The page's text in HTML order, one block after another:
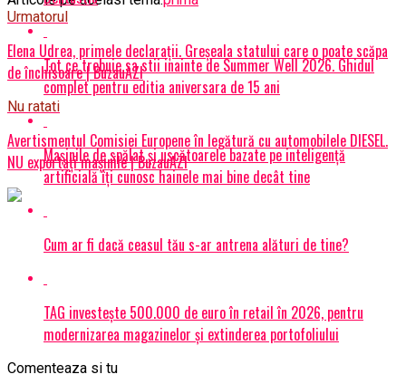
Urmatorul
Elena Udrea, primele declarații. Greșeala statului care o poate scăpa
de închisoare | BuzauAZI
Nu ratati
Avertismentul Comisiei Europene în legătură cu automobilele DIESEL.
NU exportaţi maşinile | BuzauAZI
Tot ce trebuie sa stii inainte de Summer Well 2026. Ghidul
complet pentru editia aniversara de 15 ani
Mașinile de spălat și uscătoarele bazate pe inteligență
artificială îți cunosc hainele mai bine decât tine
Cum ar fi dacă ceasul tău s-ar antrena alături de tine?
TAG investește 500.000 de euro în retail în 2026, pentru
modernizarea magazinelor și extinderea portofoliului
Comenteaza si tu